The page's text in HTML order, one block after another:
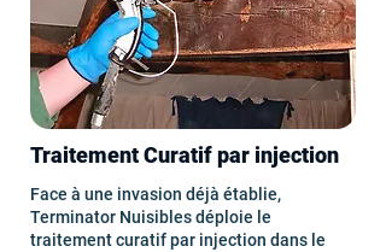
Traitement Curatif par injection
Face à une invasion déjà établie,
Terminator Nuisibles déploie le
traitement curatif par injection dans le